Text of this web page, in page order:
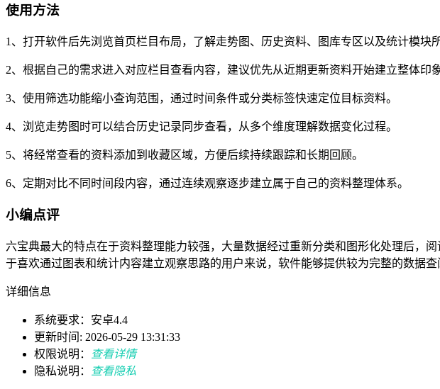
使用方法
1、打开软件后先浏览首页栏目布局，了解走势图、历史资料、图库专区以及统计模块
2、根据自己的需求进入对应栏目查看内容，建议优先从近期更新资料开始建立整体印象
3、使用筛选功能缩小查询范围，通过时间条件或分类标签快速定位目标资料。
4、浏览走势图时可以结合历史记录同步查看，从多个维度理解数据变化过程。
5、将经常查看的资料添加到收藏区域，方便后续持续跟踪和长期回顾。
6、定期对比不同时间段内容，通过连续观察逐步建立属于自己的资料整理体系。
小编点评
六宝典最大的特点在于资料整理能力较强，大量数据经过重新分类和图形化处理后，
于喜欢通过图表和统计内容建立观察思路的用户来说，软件能够提供较为完整的数据
详细信息
系统要求：安卓4.4
更新时间: 2026-05-29 13:31:33
权限说明：
查看详情
隐私说明：
查看隐私